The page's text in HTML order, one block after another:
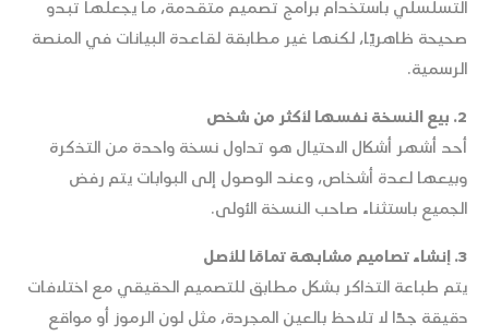
التسلسلي باستخدام برامج تصميم متقدمة، ما يجعلها تبدو
صحيحة ظاهريًا، لكنها غير مطابقة لقاعدة البيانات في المنصة
الرسمية.
2. بيع النسخة نفسها لأكثر من شخص
أحد أشهر أشكال الاحتيال هو تداول نسخة واحدة من التذكرة
وبيعها لعدة أشخاص، وعند الوصول إلى البوابات يتم رفض
الجميع باستثناء صاحب النسخة الأولى.
3. إنشاء تصاميم مشابهة تمامًا للأصل
يتم طباعة التذاكر بشكل مطابق للتصميم الحقيقي مع اختلافات
دقيقة جدًا لا تلاحظ بالعين المجردة، مثل لون الرموز أو مواقع